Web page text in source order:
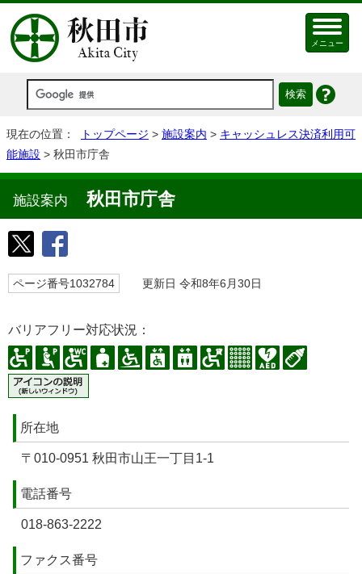
メニュー
現在の位置： トップページ > 施設案内 > キャッシュレス決済利用可
能施設 > 秋田市庁舎
施設案内 秋田市庁舎
ページ番号1032784 更新日 令和8年6月30日
バリアフリー対応状況：
所在地
〒010-0951 秋田市山王一丁目1-1
電話番号
018-863-2222
ファクス番号